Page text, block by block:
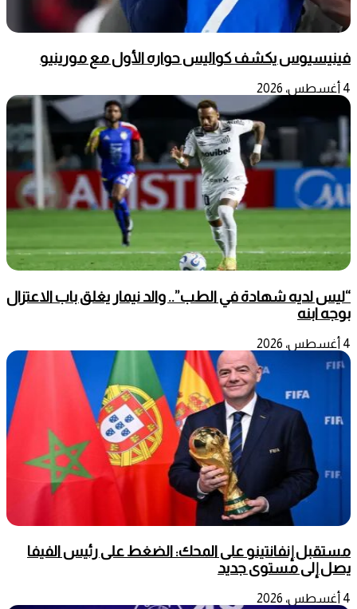
فينيسيوس يكشف كواليس حواره الأول مع مورينيو
4 أغسطس، 2026
“ليس لديه شهادة في الطب”.. والد نيمار يغلق باب الاعتزال
بوجه ابنه
4 أغسطس، 2026
مستقبل إنفانتينو على المحك: الضغط على رئيس الفيفا
يصل إلى مستوى جديد
4 أغسطس، 2026